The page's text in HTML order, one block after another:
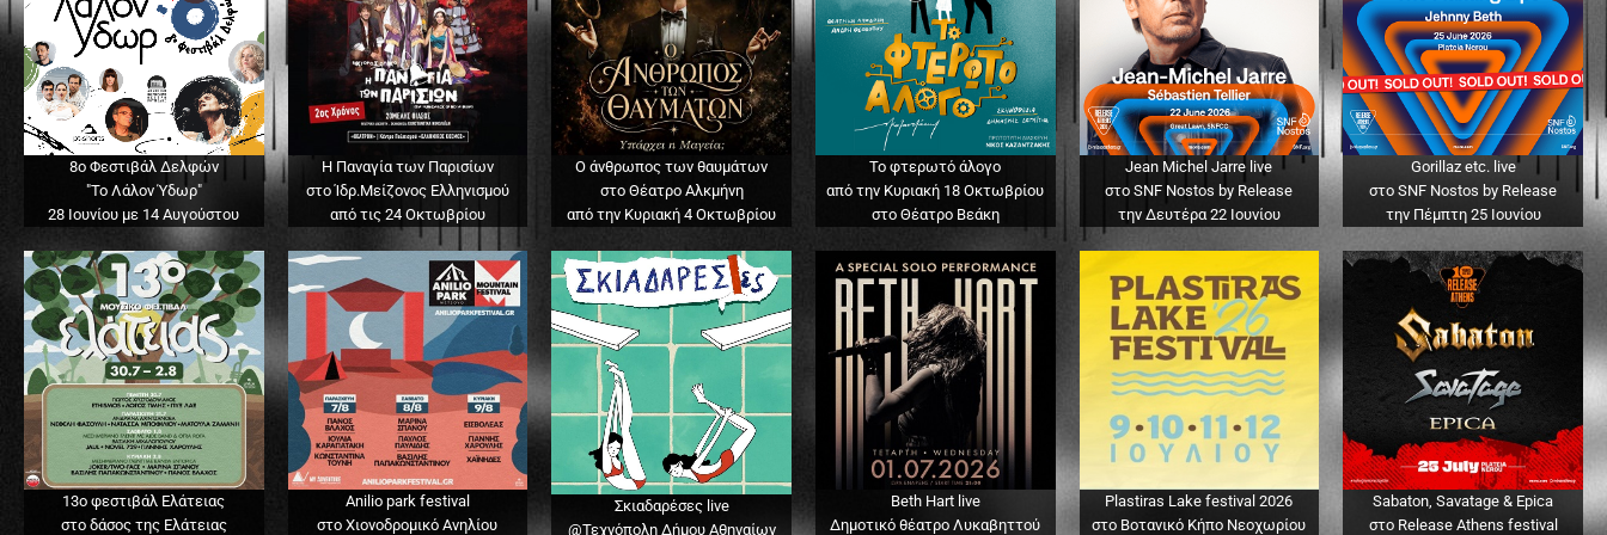
8ο Φεστιβάλ Δελφών
"Το Λάλον Ύδωρ"
28 Ιουνίου με 14 Αυγούστου
Η Παναγία των Παρισίων
στο Ίδρ.Μείζονος Ελληνισμού
από τις 24 Οκτωβρίου
Ο άνθρωπος των θαυμάτων
στο Θέατρο Αλκμήνη
από την Κυριακή 4 Οκτωβρίου
Το φτερωτό άλογο
από την Κυριακή 18 Οκτωβρίου
στο Θέατρο Βεάκη
Jean Michel Jarre live
στο SNF Nostos by Release
την Δευτέρα 22 Ιουνίου
Gorillaz etc. live
στο SNF Nostos by Release
την Πέμπτη 25 Ιουνίου
13o φεστιβάλ Ελάτειας
στο δάσος της Ελάτειας
Anilio park festival
στο Χιονοδρομικό Ανηλίου
Σκιαδαρέσες live
@Τεχνόπολη Δήμου Αθηναίων
Beth Hart live
Δημοτικό θέατρο Λυκαβηττού
Plastiras Lake festival 2026
στο Βοτανικό Κήπο Νεοχωρίου
Sabaton, Savatage & Epica
στο Release Athens festival